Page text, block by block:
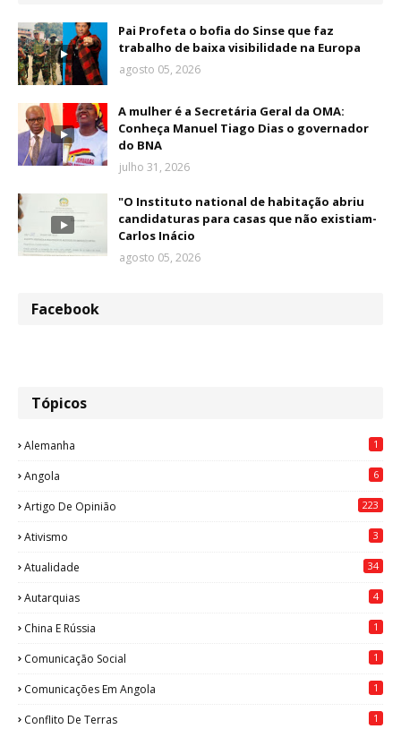
Pai Profeta o bofia do Sinse que faz
trabalho de baixa visibilidade na Europa
agosto 05, 2026
A mulher é a Secretária Geral da OMA:
Conheça Manuel Tiago Dias o governador
do BNA
julho 31, 2026
"O Instituto national de habitação abriu
candidaturas para casas que não existiam-
Carlos Inácio
agosto 05, 2026
Facebook
Tópicos
Alemanha 1
Angola 6
Artigo De Opinião 223
Ativismo 3
Atualidade 34
Autarquias 4
China E Rússia 1
Comunicação Social 1
Comunicações Em Angola 1
Conflito De Terras 1